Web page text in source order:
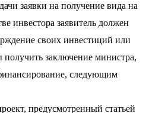
заявки на получение вида на
инвестора заявитель должен
своих инвестиций или
получить заключение министра,
следующим
предусмотренный статьей